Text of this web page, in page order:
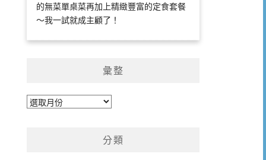
的無菜單桌菜再加上精緻豐富的定食套餐
～我一試就成主顧了！
彙整
彙
分類